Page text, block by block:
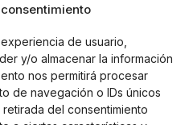
de usuario,
y/o almacenar la información
nos permitirá procesar
de navegación o IDs únicos
del consentimiento